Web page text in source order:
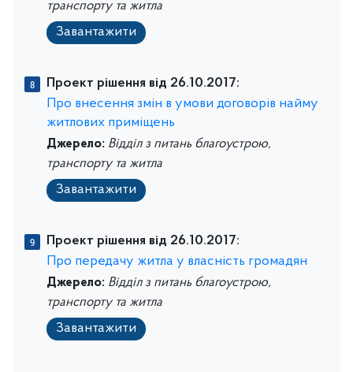
транспорту та житла
Завантажити
Проект рішення від 26.10.2017:
Про внесення змін в умови договорів найму
житлових приміщень
Джерело: Відділ з питань благоустрою,
транспорту та житла
Завантажити
Проект рішення від 26.10.2017:
Про передачу житла у власність громадян
Джерело: Відділ з питань благоустрою,
транспорту та житла
Завантажити